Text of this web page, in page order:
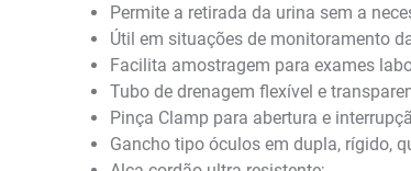
Permite a retirada da urina sem a
Útil em situações de monitoramento
Facilita amostragem para exames
Tubo de drenagem flexível e
Pinça Clamp para abertura e
Gancho tipo óculos em dupla, rígido,